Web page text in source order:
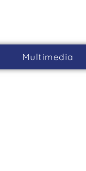
Multimedia